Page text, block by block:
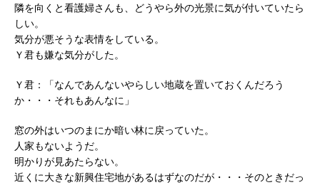
隣を向くと看護婦さんも、どうやら外の光景に気が付いていたら
しい。
気分が悪そうな表情をしている。
Ｙ君も嫌な気分がした。
Ｙ君：「なんであんないやらしい地蔵を置いておくんだろう
か・・・それもあんなに」
窓の外はいつのまにか暗い林に戻っていた。
人家もないようだ。
明かりが見あたらない。
近くに大きな新興住宅地があるはずなのだが・・・そのときだっ